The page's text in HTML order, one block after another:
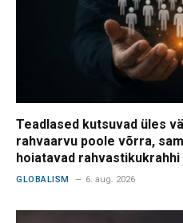
Teadlased kutsuvad üles
rahvaarvu poole võrra,
hoiatavad
GLOBALISM 6. aug. 2026